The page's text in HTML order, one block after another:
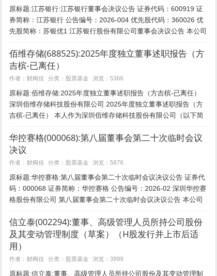
原标题:江苏银行:江苏银行董事会决议公告 证券代码：600919 证
券简称：江苏银行 公告编号：2026-004 优先股代码：360026 优
先股简称：苏银优1 江苏银行股份有限公司董事会决议公告 本公司
佰维存储(688525):2025年度独立董事述职报告（方
吉槟-已离任）
作者：财阀佳 分类： 股票基金 浏览：5366
原标题:佰维存储:2025年度独立董事述职报告（方吉槟-已离任）
深圳佰维存储科技股份有限公司 2025年度独立董事述职报告（方
吉槟-已离任） 本人作为深圳佰维存储科技股份有限公司（以下简
华控赛格(000068):第八届董事会第二十次临时会议
决议
作者：财阀佳 分类： 股票基金 浏览：5876
原标题:华控赛格:第八届董事会第二十次临时会议决议公告 证券代
码：000068 证券简称：华控赛格 公告编号：2026-02 深圳华控赛
格股份有限公司 第八届董事会第二十次临时会议决议公告 本公司
信立泰(002294):董事、高级管理人员所持公司股份
及其变动管理制度（草案）（H股发行并上市后适
用）
作者：财阀佳 分类： 股票基金 浏览：3999
原标题:信立泰:董事、高级管理人员所持公司股份及其变动管理制